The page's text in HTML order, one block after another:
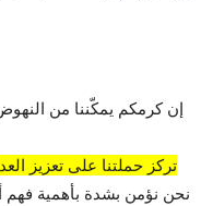
إن كرمكم يمكّننا من
تركز حملتنا على تعزيز
نحن نؤمن بشدة بأهمية فهم